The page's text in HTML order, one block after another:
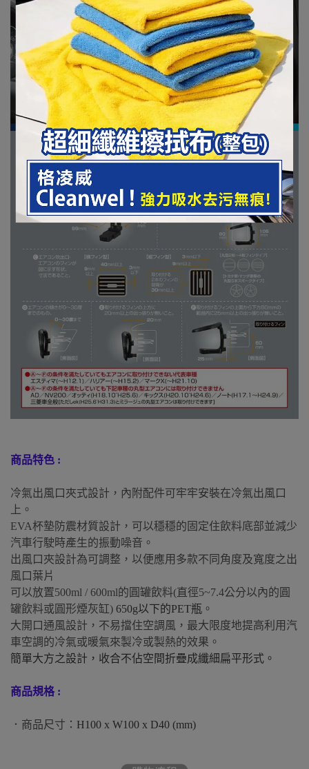
商品特色 :
冷氣出風口夾式設計，內附配件可牢牢安裝在冷氣出風口
上。
EVA杯墊防震材質設計，可以穩穩的固定住飲料底部並減少
汽車行駛時產生的振動噪音。
出風口夾設計為可調整，以便應用多款不同角度及寬度之出
風口葉片
可以放置500ml / 600ml的圓罐飲料(直徑5~7.4公分以內的圓
罐飲料或圓形煙灰缸) 650g以下的PET瓶 。
大開口通風設計，不易擋住空調風，最大限度地提高利用汽
車空調的冷氣或暖氣來製冷或製熱的效果。
簡單大方之設計，收合不佔空間折疊成纖細扁平形式。
商品規格 :
．商品尺寸： H100 x W100 x D40 (mm)